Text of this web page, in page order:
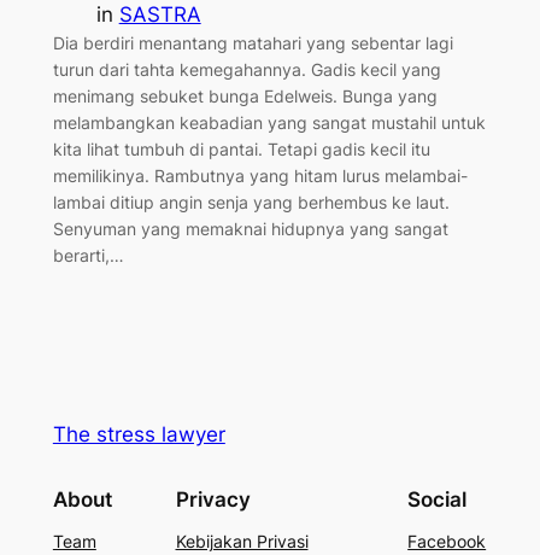
in SASTRA
Dia berdiri menantang matahari yang sebentar lagi
turun dari tahta kemegahannya. Gadis kecil yang
menimang sebuket bunga Edelweis. Bunga yang
melambangkan keabadian yang sangat mustahil untuk
kita lihat tumbuh di pantai. Tetapi gadis kecil itu
memilikinya. Rambutnya yang hitam lurus melambai-
lambai ditiup angin senja yang berhembus ke laut.
Senyuman yang memaknai hidupnya yang sangat
berarti,…
The stress lawyer
About
Team
Privacy
Kebijakan Privasi
Social
Facebook